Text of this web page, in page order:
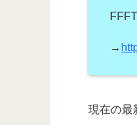
→
現在の最